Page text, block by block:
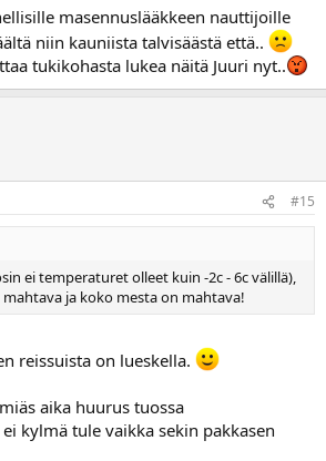
masennuslääkkeen nauttijoille
niin kauniista talvisäästä että..
tukikohasta lukea näitä Juuri nyt..
#15
ei temperaturet olleet kuin -2c - 6c välillä),
ja koko mesta on mahtava!
reissuista on lueskella.
aika huurus tuossa
kylmä tule vaikka sekin pakkasen